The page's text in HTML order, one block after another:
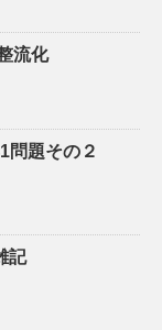
流化
問題その２
記